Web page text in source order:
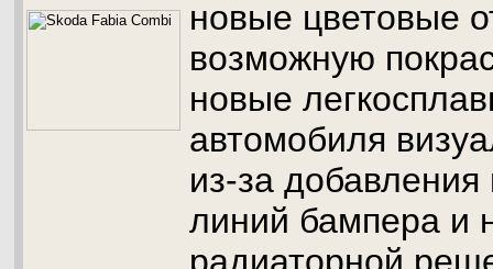
новые цветовые
возможную
новые
автомобиля
из-за
линий бампера и